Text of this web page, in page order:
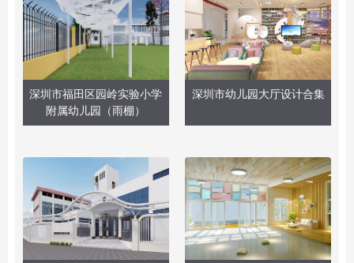
深圳市福田区园岭实验小学
附属幼儿园（雨棚）
深圳市幼儿园大厅设计合集